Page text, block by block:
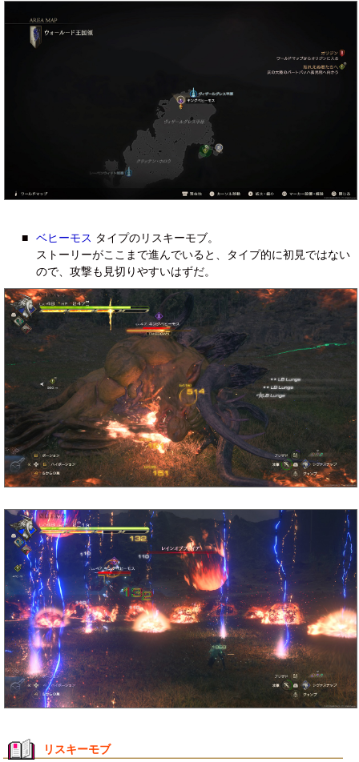
■ ベヒーモス タイプのリスキーモブ。
ストーリーがここまで進んでいると、タイプ的に初見ではない
ので、攻撃も見切りやすいはずだ。
リスキーモブ